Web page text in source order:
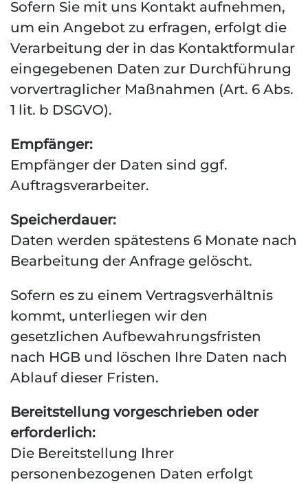
Sofern Sie mit uns Kontakt aufnehmen,
um ein Angebot zu erfragen, erfolgt die
Verarbeitung der in das Kontaktformular
eingegebenen Daten zur Durchführung
vorvertraglicher Maßnahmen (Art. 6 Abs.
1 lit. b DSGVO).
Empfänger:
Empfänger der Daten sind ggf.
Auftragsverarbeiter.
Speicherdauer:
Daten werden spätestens 6 Monate nach
Bearbeitung der Anfrage gelöscht.
Sofern es zu einem Vertragsverhältnis
kommt, unterliegen wir den
gesetzlichen Aufbewahrungsfristen
nach HGB und löschen Ihre Daten nach
Ablauf dieser Fristen.
Bereitstellung vorgeschrieben oder
erforderlich:
Die Bereitstellung Ihrer
personenbezogenen Daten erfolgt